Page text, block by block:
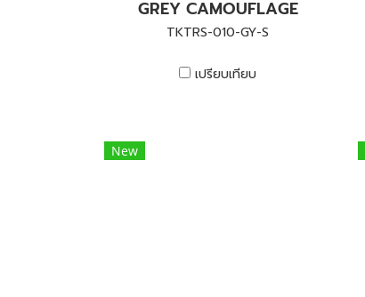
GREY CAMOUFLAGE
TKTRS-010-GY-S
เปรียบเทียบ
New